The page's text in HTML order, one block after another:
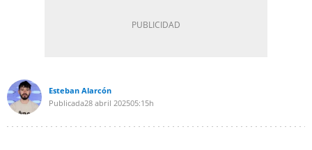
Esteban Alarcón
Publicada28 abril 202505:15h